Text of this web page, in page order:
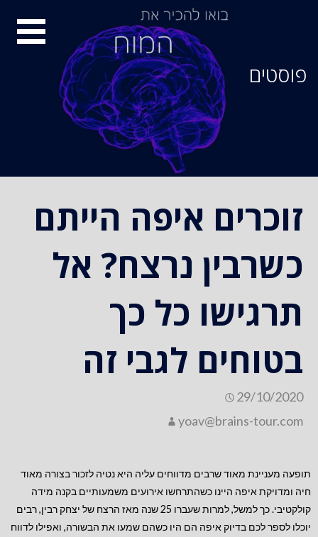
פוסטים
זוכרים איפה הייתם
כשרבין נרצח? אל
תרגישו כל כך
בטוחים לגבי זה
29/10/2020
yoav@brains-tour.com
תופעה מעניינת מאוד שרבים מדווחים עליה היא נטיה לזכור בצורה מאוד
חיה ומדויקת איפה היינו כשהתרחשו אירועים משמעותיים בקנה מידה
קולקטיבי. כך למשל, למרות שעברו 25 שנה מאז הרצח של יצחק רבין, רבים
יוכלו לספר לכם בדיוק איפה הם היו כשהם שמעו את הבשורה, ואפילו לדווח